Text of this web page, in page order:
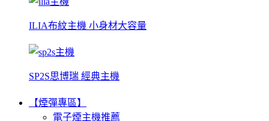
ILIA布紋主機 小身材大容量
SP2S思博瑞 經典主機
【煙彈專區】
電子煙主機推薦